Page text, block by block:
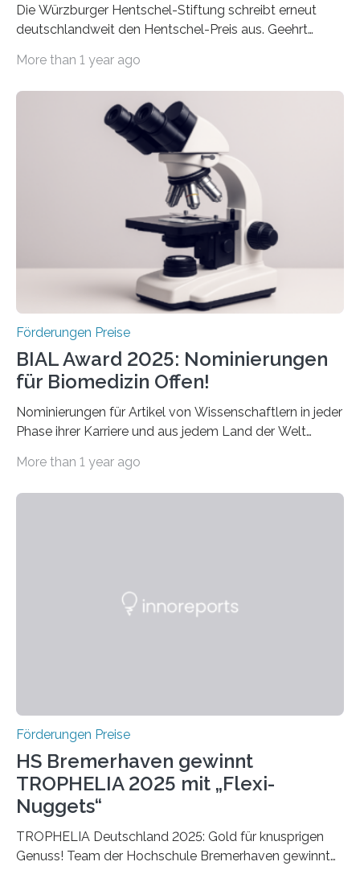
Die Würzburger Hentschel-Stiftung schreibt erneut
deutschlandweit den Hentschel-Preis aus. Geehrt
hochrangige wissenschaftliche Publikation zum Thema
Schlaganfall“ mit Sitz in Würzburg fördert die
Schlaganfallforschung, um die Behandlung der
Betroffenen zu verbessern. Dazu schreibt sie auch in
diesem Jahr wieder deutschlandweit den Hentschel-
Preis aus. Er richtet sich gezielt an jüngere
Forscherinnen und Forscher unter 40 Jahren. Geehrt
werden soll eine herausragende Doktorarbeit oder eine
hochrangige wissenschaftliche Publikation zum Thema
More than 1 year ago
Förderungen Preise
BIAL Award 2025: Nominierungen
für Biomedizin Offen!
Nominierungen für Artikel von Wissenschaftlern in jeder
Phase ihrer Karriere und aus jedem Land der Welt
Leben gerufen, um die bemerkenswertesten
Foundation, des BIAL Award in Biomedicine ist in
More than 1 year ago
Förderungen Preise
HS Bremerhaven gewinnt
TROPHELIA 2025 mit „Flexi-
Nuggets“
TROPHELIA Deutschland 2025: Gold für knusprigen
Genuss! Team der Hochschule Bremerhaven gewinnt